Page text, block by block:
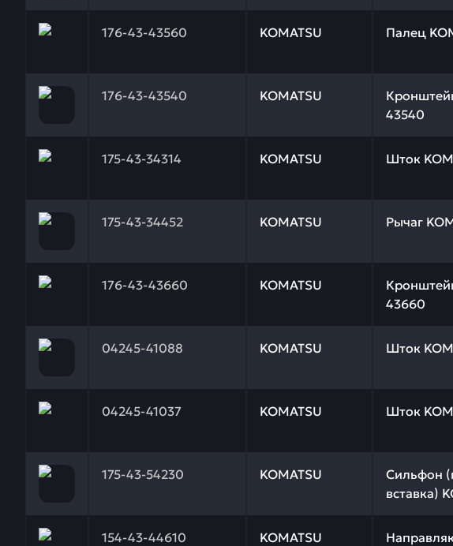
176-43-43560 KOMATSU Палец
Заказывая запчасти у нас, вы получаете гарантию качества и
176-43-43540 KOMATSU
43540
Заказывая запчасти у нас, вы получаете гарантию качества и
175-43-34314 KOMATSU Шток
Заказывая запчасти у нас, вы получаете гарантию качества и
175-43-34452 KOMATSU Рычаг
Заказывая запчасти у нас, вы получаете гарантию качества и
176-43-43660 KOMATSU
43660
Заказывая запчасти у нас, вы получаете гарантию качества и
04245-41088 KOMATSU Шток
Заказывая запчасти у нас, вы получаете гарантию качества и
04245-41037 KOMATSU Шток
Заказывая запчасти у нас, вы получаете гарантию качества и
175-43-54230 KOMATSU
Сильфон
вставка)
Заказывая запчасти у нас, вы получаете гарантию качества и
154-43-44610 KOMATSU
Заказывая запчасти у нас, вы получаете гарантию качества и